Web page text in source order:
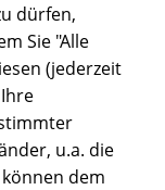
dürfen,
Sie "Alle
(jederzeit
u.a. die
können dem